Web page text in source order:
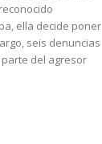
ella decide poner
seis denuncias
del agresor